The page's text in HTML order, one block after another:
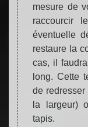
mesure de
raccourcir
éventuelle
restaure la
cas, il
long. Cette
de
la largeur)
tapis.